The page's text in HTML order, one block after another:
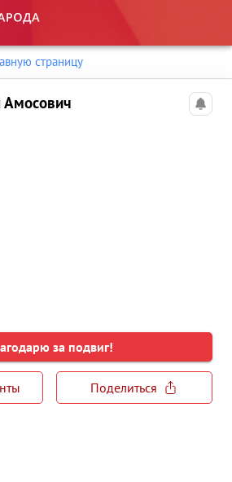
страницу
за подвиг!
Поделиться